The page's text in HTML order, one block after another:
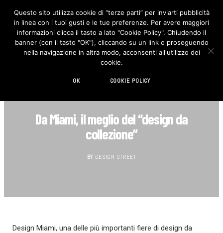
F
c
e
b
o
I
n
s
t
Da Miami, il meglio del “design da
collezione”
BY DESIGN STREET
Design Miami, una delle più importanti fiere di design da
Questo sito utilizza cookie di “terze parti” per inviarti pubblicità
in linea con i tuoi gusti e le tue preferenze. Per avere maggiori
informazioni clicca il tasto a lato "Cookie Policy". Chiudendo il
banner (con il tasto "OK"), cliccando su un link o proseguendo
nella navigazione in altra modo, acconsenti all'utilizzo dei
cookie.
OK COOKIE POLICY